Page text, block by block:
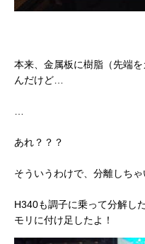
本来、金属板に樹脂（先端
んだけど…
あれ？？？
そういうわけで、分離しち
H340も調子に乗って分解し
モリに付け足したよ！